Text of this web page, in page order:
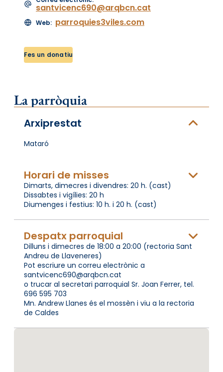
santvicenc690@arqbcn.cat
Web: parroquies3viles.com
Fes un donatiu
La parròquia
Arxiprestat
Mataró
Horari de misses
Dimarts, dimecres i divendres: 20 h. (cast)
Dissabtes i vigílies: 20 h
Diumenges i festius: 10 h. i 20 h. (cast)
Despatx parroquial
Dilluns i dimecres de 18:00 a 20:00 (rectoria Sant
Andreu de Llaveneres)
Pot escriure un correu electrònic a
santvicenc690@arqbcn.cat
o trucar al secretari parroquial Sr. Joan Ferrer, tel.
696 595 703
Mn. Andrew Llanes és el mossèn i viu a la rectoria
de Caldes